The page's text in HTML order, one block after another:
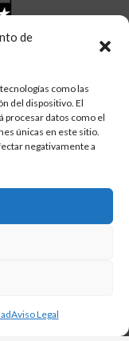
de
como las
del dispositivo. El
procesar datos como el
únicas en este sitio.
negativamente a
Aviso Legal